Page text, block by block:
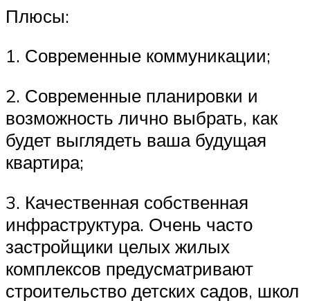
Плюсы:
1. Современные коммуникации;
2. Современные планировки и
возможность лично выбрать, как
будет выглядеть ваша будущая
квартира;
3. Качественная собственная
инфраструктура. Очень часто
застройщики целых жилых
комплексов предусматривают
строительство детских садов, школ